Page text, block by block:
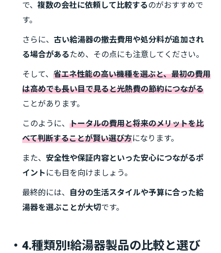
で、 複数の会社に依頼して比較するのがおすすめで
す。
さらに、 古い給湯器の撤去費用や処分料が追加され
る場合がある ため、その点にも注意してください。
そして、 省エネ性能の高い機種を選ぶと、最初の費用
は高めでも長い目で見ると光熱費の節約につながる
ことがあります。
このように、 トータルの費用と将来のメリットを比
べて判断することが賢い選び方になります。
また、 安全性や保証内容といった安心につながるポ
イント にも目を向けましょう。
最終的には、
自分の生活スタイルや予算に合った給
湯器を選ぶことが大切です。
・4.種類別!給湯器製品の比較と選び